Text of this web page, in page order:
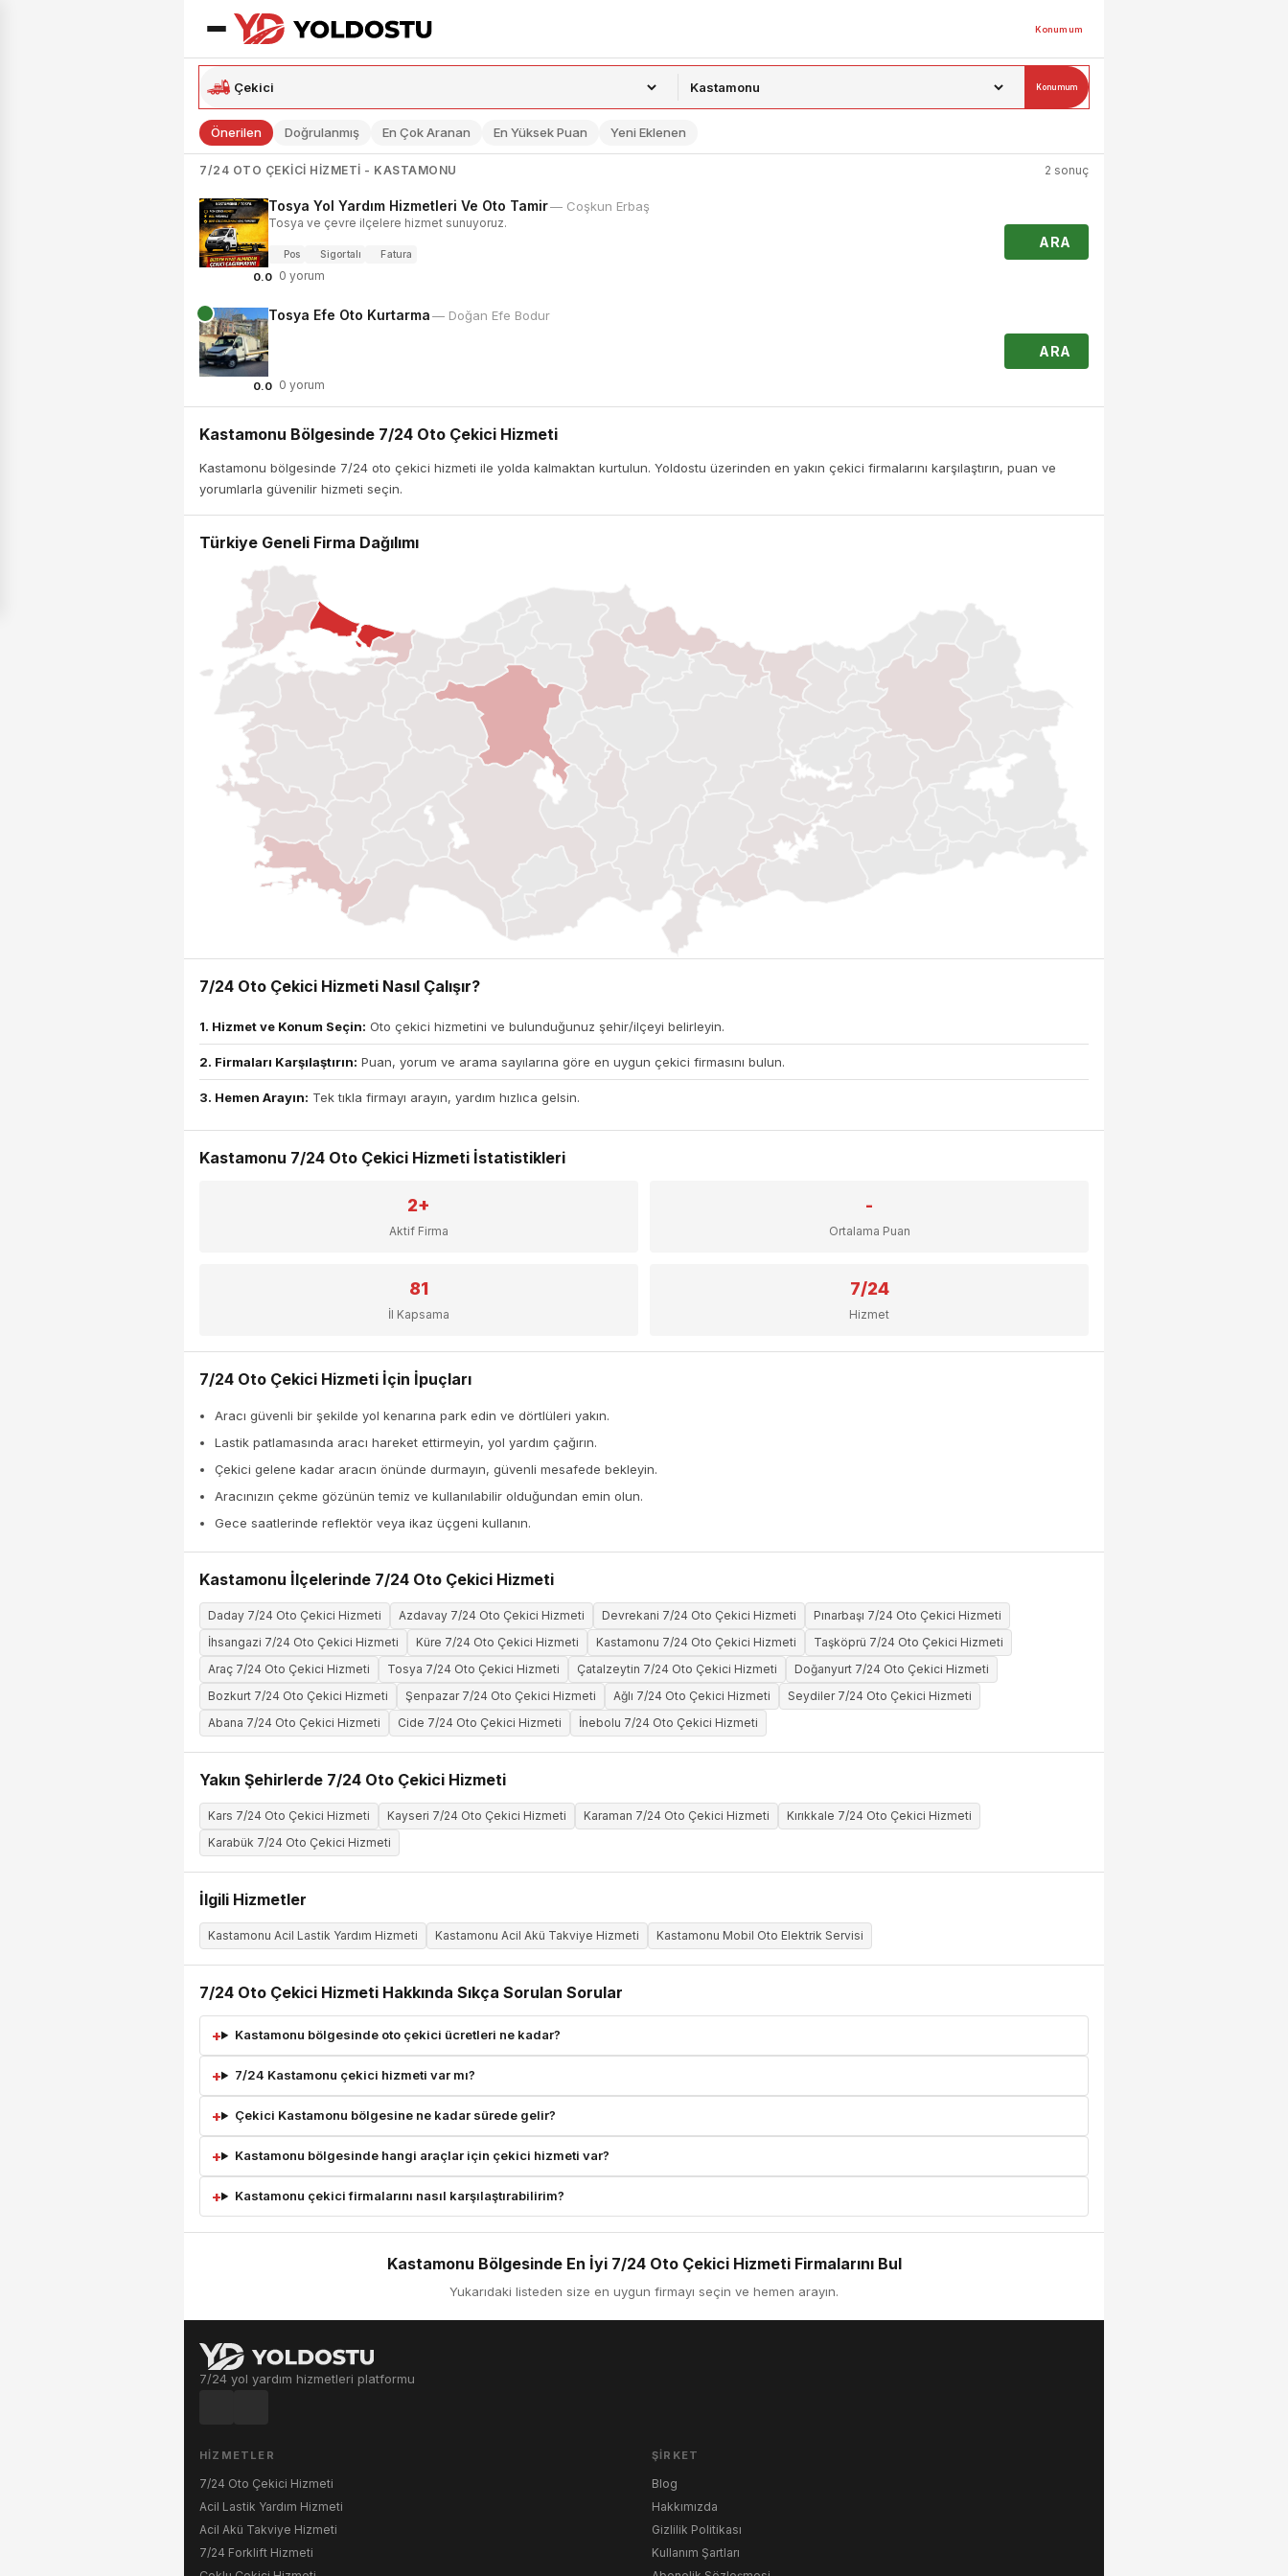
Konumum
Konumum
Önerilen Doğrulanmış En Çok Aranan En Yüksek Puan Yeni Eklenen
7/24 OTO ÇEKICI HIZMETI - KASTAMONU 2 sonuç
0.0
Tosya Yol Yardım Hizmetleri Ve Oto Tamir— Coşkun Erbaş
Tosya ve çevre ilçelere hizmet sunuyoruz.
Pos Sigortalı Fatura
0 yorum
ARA
0.0
Tosya Efe Oto Kurtarma— Doğan Efe Bodur
0 yorum
ARA
Kastamonu Bölgesinde 7/24 Oto Çekici Hizmeti
Kastamonu bölgesinde 7/24 oto çekici hizmeti ile yolda kalmaktan kurtulun. Yoldostu üzerinden en yakın çekici firmalarını karşılaştırın, puan ve
yorumlarla güvenilir hizmeti seçin.
Türkiye Geneli Firma Dağılımı
7/24 Oto Çekici Hizmeti Nasıl Çalışır?
1. Hizmet ve Konum Seçin: Oto çekici hizmetini ve bulunduğunuz şehir/ilçeyi belirleyin.
2. Firmaları Karşılaştırın: Puan, yorum ve arama sayılarına göre en uygun çekici firmasını bulun.
3. Hemen Arayın: Tek tıkla firmayı arayın, yardım hızlıca gelsin.
Kastamonu 7/24 Oto Çekici Hizmeti İstatistikleri
2+
Aktif Firma
-
Ortalama Puan
81
İl Kapsama
7/24
Hizmet
7/24 Oto Çekici Hizmeti İçin İpuçları
Aracı güvenli bir şekilde yol kenarına park edin ve dörtlüleri yakın.
Lastik patlamasında aracı hareket ettirmeyin, yol yardım çağırın.
Çekici gelene kadar aracın önünde durmayın, güvenli mesafede bekleyin.
Aracınızın çekme gözünün temiz ve kullanılabilir olduğundan emin olun.
Gece saatlerinde reflektör veya ikaz üçgeni kullanın.
Kastamonu İlçelerinde 7/24 Oto Çekici Hizmeti
Daday 7/24 Oto Çekici Hizmeti Azdavay 7/24 Oto Çekici Hizmeti Devrekani 7/24 Oto Çekici Hizmeti
Pınarbaşı 7/24 Oto Çekici Hizmeti
İhsangazi 7/24 Oto Çekici Hizmeti
Küre 7/24 Oto Çekici Hizmeti Kastamonu 7/24 Oto Çekici Hizmeti
Taşköprü 7/24 Oto Çekici Hizmeti
Araç 7/24 Oto Çekici Hizmeti
Tosya 7/24 Oto Çekici Hizmeti Çatalzeytin 7/24 Oto Çekici Hizmeti
Doğanyurt 7/24 Oto Çekici Hizmeti
Bozkurt 7/24 Oto Çekici Hizmeti
Şenpazar 7/24 Oto Çekici Hizmeti Ağlı 7/24 Oto Çekici Hizmeti
Seydiler 7/24 Oto Çekici Hizmeti
Abana 7/24 Oto Çekici Hizmeti
Cide 7/24 Oto Çekici Hizmeti İnebolu 7/24 Oto Çekici Hizmeti
Yakın Şehirlerde 7/24 Oto Çekici Hizmeti
Kars 7/24 Oto Çekici Hizmeti Kayseri 7/24 Oto Çekici Hizmeti Karaman 7/24 Oto Çekici Hizmeti
Kırıkkale 7/24 Oto Çekici Hizmeti
Karabük 7/24 Oto Çekici Hizmeti
İlgili Hizmetler
Kastamonu Acil Lastik Yardım Hizmeti Kastamonu Acil Akü Takviye Hizmeti Kastamonu Mobil Oto Elektrik Servisi
7/24 Oto Çekici Hizmeti Hakkında Sıkça Sorulan Sorular
Kastamonu bölgesinde oto çekici ücretleri ne kadar?
7/24 Kastamonu çekici hizmeti var mı?
Çekici Kastamonu bölgesine ne kadar sürede gelir?
Kastamonu bölgesinde hangi araçlar için çekici hizmeti var?
Kastamonu çekici firmalarını nasıl karşılaştırabilirim?
Kastamonu Bölgesinde En İyi 7/24 Oto Çekici Hizmeti Firmalarını Bul
Yukarıdaki listeden size en uygun firmayı seçin ve hemen arayın.
7/24 yol yardım hizmetleri platformu
HIZMETLER
7/24 Oto Çekici Hizmeti
Acil Lastik Yardım Hizmeti
Acil Akü Takviye Hizmeti
7/24 Forklift Hizmeti
ŞIRKET
Blog
Hakkımızda
Gizlilik Politikası
Kullanım Şartları